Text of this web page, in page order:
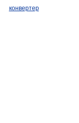
конвертер